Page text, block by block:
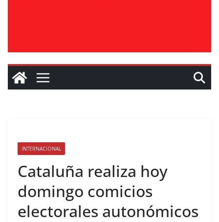
INTERNACIONAL
Cataluña realiza hoy
domingo comicios
electorales autonómicos